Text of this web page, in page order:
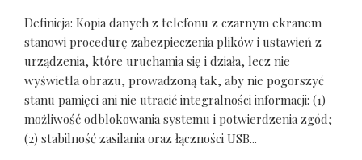
Definicja: Kopia danych z telefonu z czarnym ekranem
stanowi procedurę zabezpieczenia plików i ustawień z
urządzenia, które uruchamia się i działa, lecz nie
wyświetla obrazu, prowadzoną tak, aby nie pogorszyć
stanu pamięci ani nie utracić integralności informacji: (1)
możliwość odblokowania systemu i potwierdzenia zgód;
(2) stabilność zasilania oraz łączności USB...